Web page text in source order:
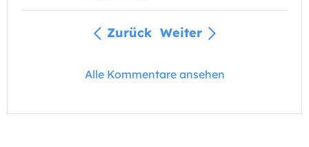
Zurück Weiter
Alle Kommentare ansehen